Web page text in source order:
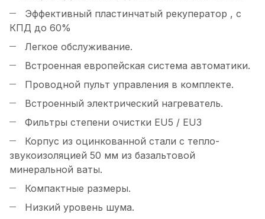
Эффективный пластинчатый рекуператор , с
КПД до 60%
Легкое обслуживание.
Встроенная европейская система автоматики.
Проводной пульт управления в комплекте.
Встроенный электрический нагреватель.
Фильтры степени очистки EU5 / EU3
Корпус из оцинкованной стали с тепло-
звукоизоляцией 50 мм из базальтовой
минеральной ваты.
Компактные размеры.
Низкий уровень шума.